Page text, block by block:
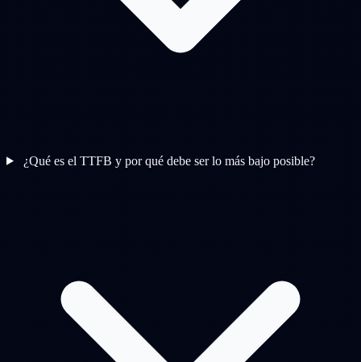
¿Qué es el TTFB y por qué debe ser lo más bajo posible?